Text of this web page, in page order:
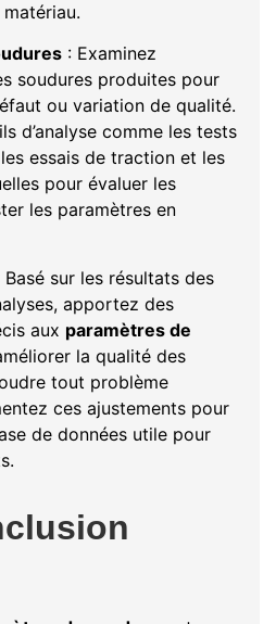
: Examinez
soudures produites pour
ou variation de qualité.
d’analyse comme les tests
essais de traction et les
pour évaluer les
les paramètres en
Basé sur les résultats des
apportez des
aux paramètres de
la qualité des
tout problème
ces ajustements pour
de données utile pour